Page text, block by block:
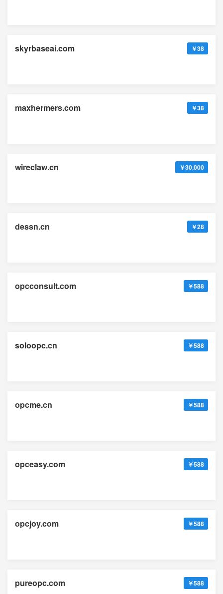
skyrbaseai.com ￥38
maxhermers.com ￥38
wireclaw.cn ￥30,000
dessn.cn ￥28
opcconsult.com ￥588
soloopc.cn ￥588
opcme.cn ￥588
opceasy.com ￥588
opcjoy.com ￥588
pureopc.com ￥588